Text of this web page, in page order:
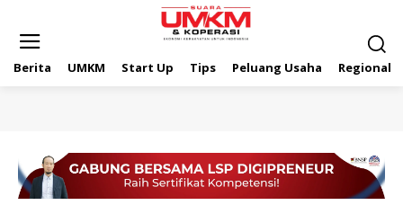
Berita UMKM Start Up Tips Peluang Usaha Regional